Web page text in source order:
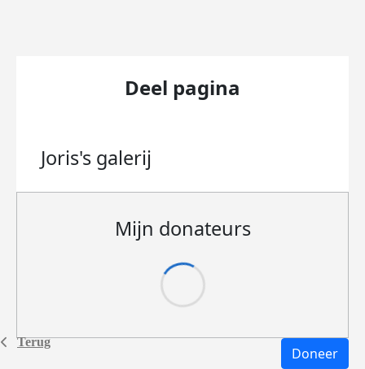
Terug
Deel pagina
Joris's galerij
Mijn donateurs
Doneer